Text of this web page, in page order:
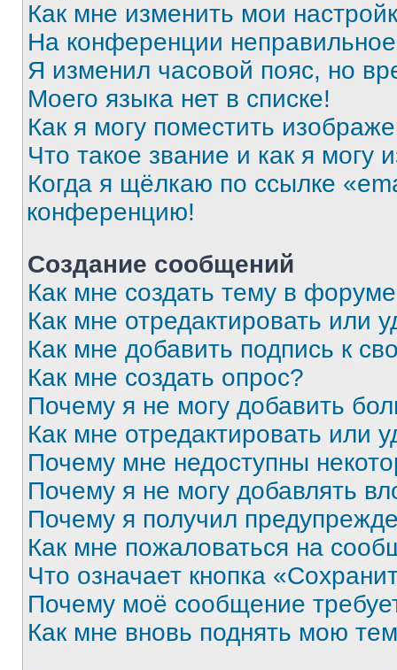
Как мне изменить мои
На конференции
Я изменил часовой пояс, но
Моего языка нет в списке!
Как я могу поместить
Что такое звание и как я могу
Когда я щёлкаю по ссылке
конференцию!
Создание сообщений
Как мне создать тему в
Как мне отредактировать или
Как мне добавить подпись к
Как мне создать опрос?
Почему я не могу добавить
Как мне отредактировать или
Почему мне недоступны
Почему я не могу добавлять
Почему я получил
Как мне пожаловаться на
Что означает кнопка
Почему моё сообщение
Как мне вновь поднять мою